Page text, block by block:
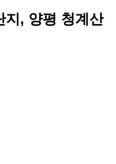
지, 양평 청계산